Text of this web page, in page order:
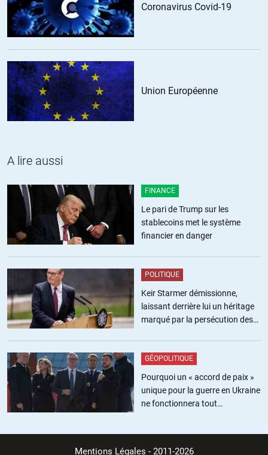
Coronavirus Covid-19
Union Européenne
A lire aussi
FINANCE
Le pari de Trump sur les
stablecoins met le système
financier en danger
POLITIQUE
Keir Starmer démissionne,
laissant derrière lui un héritage
marqué par la persécution des
GÉOPOLITIQUE
Pourquoi un « accord de paix »
unique pour la guerre en Ukraine
ne fonctionnera tout
Mentions Légales - 2011-2026